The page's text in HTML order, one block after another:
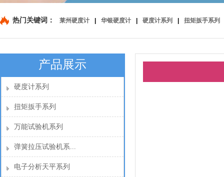
热门关键词： 莱州硬度计 华银硬度计 硬度计系列 扭矩扳手系列
产品展示
硬度计系列
扭矩扳手系列
万能试验机系列
弹簧拉压试验机系...
电子分析天平系列